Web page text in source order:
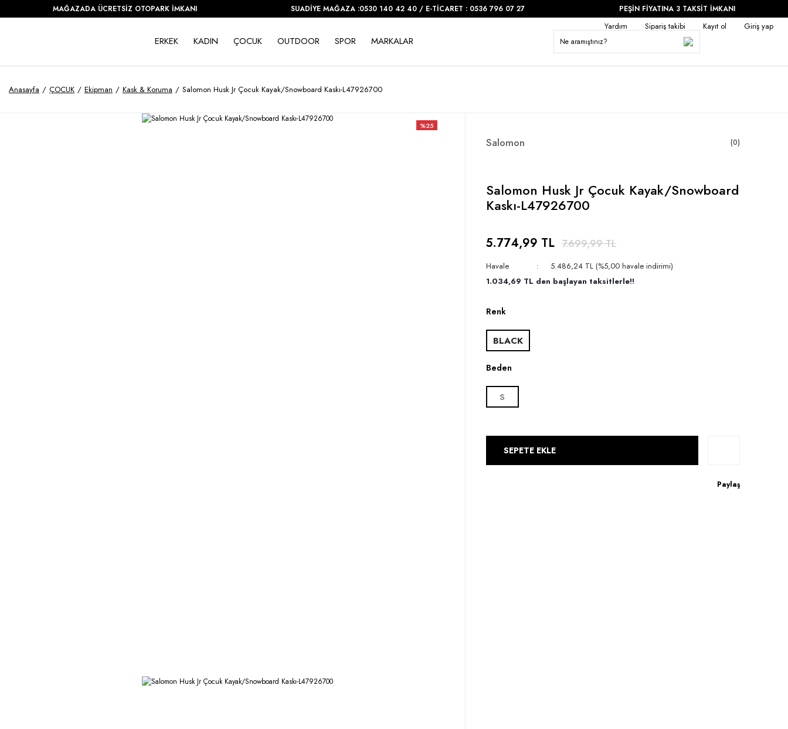
MAĞAZADA ÜCRETSİZ OTOPARK İMKANI SUADİYE MAĞAZA :0530 140 42 40 / E-TİCARET : 0536 796 07 27 PEŞİN FİYATINA 3 TAKSİT İMKANI
ERKEK KADIN ÇOCUK OUTDOOR SPOR MARKALAR
Yardım Sipariş takibi Kayıt ol Giriş yap
Anasayfa ÇOCUK Ekipman Kask & Koruma Salomon Husk Jr Çocuk Kayak/Snowboard Kaskı-L47926700
%25
Salomon (0)
Salomon Husk Jr Çocuk Kayak/Snowboard
Kaskı-L47926700
5.774,99 TL 7.699,99 TL
Havale
5.486,24 TL (%5,00 havale indirimi)
1.034,69 TL den başlayan taksitlerle!!
Renk
BLACK
Beden
S
SEPETE EKLE
Paylaş